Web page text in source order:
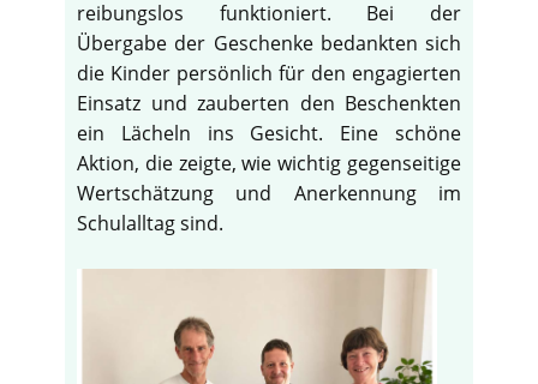
reibungslos funktioniert. Bei der
Übergabe der Geschenke bedankten sich
die Kinder persönlich für den engagierten
Einsatz und zauberten den Beschenkten
ein Lächeln ins Gesicht. Eine schöne
Aktion, die zeigte, wie wichtig gegenseitige
Wertschätzung und Anerkennung im
Schulalltag sind.